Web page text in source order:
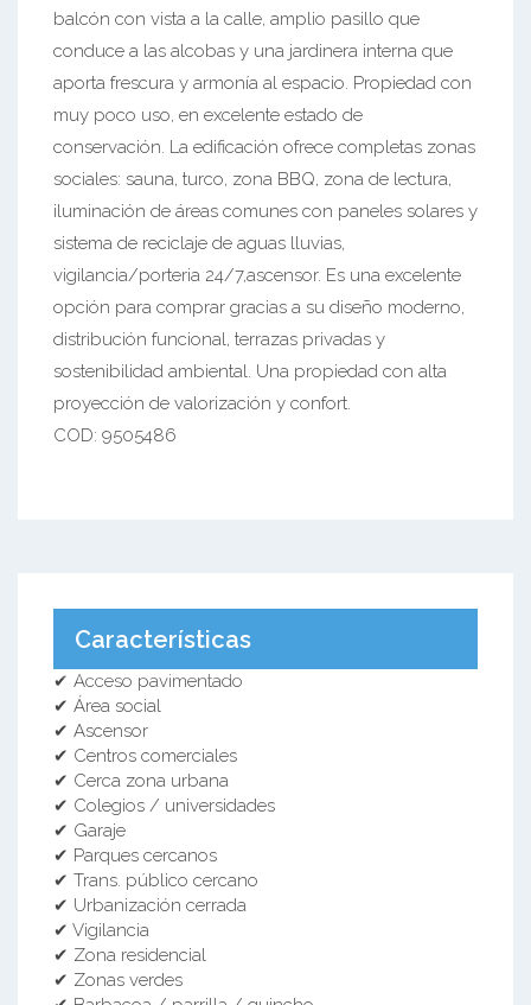
balcón con vista a la calle, amplio pasillo que
conduce a las alcobas y una jardinera interna que
aporta frescura y armonía al espacio. Propiedad con
muy poco uso, en excelente estado de
conservación. La edificación ofrece completas zonas
sociales: sauna, turco, zona BBQ, zona de lectura,
iluminación de áreas comunes con paneles solares y
sistema de reciclaje de aguas lluvias,
vigilancia/porteria 24/7,ascensor. Es una excelente
opción para comprar gracias a su diseño moderno,
distribución funcional, terrazas privadas y
sostenibilidad ambiental. Una propiedad con alta
proyección de valorización y confort.
COD: 9505486
Características
✔ Acceso pavimentado
✔ Área social
✔ Ascensor
✔ Centros comerciales
✔ Cerca zona urbana
✔ Colegios / universidades
✔ Garaje
✔ Parques cercanos
✔ Trans. público cercano
✔ Urbanización cerrada
✔ Vigilancia
✔ Zona residencial
✔ Zonas verdes